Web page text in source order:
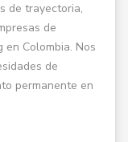
de trayectoria,
de
Colombia. Nos
de
permanente en